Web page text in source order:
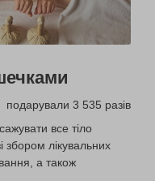
подарували 3 535 разів
все тіло
збором лікувальних
а також